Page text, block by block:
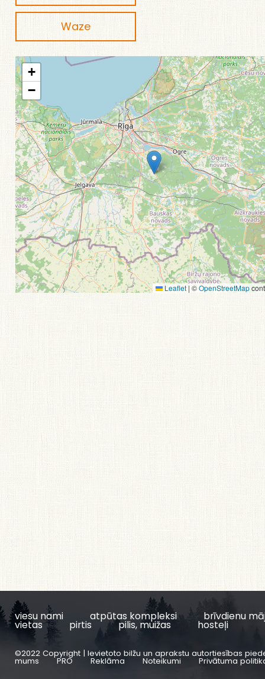
Waze
+
−
Leaflet | ©OpenStreetMap
viesu nami atpūtas kompleksi brīvdienu
vietas pirtis pilis, muižas hosteļi
©2022 Copyright | Ievietoto bilžu un aprakstu autortiesības
mums PRO Reklāma Noteikumi Privātuma